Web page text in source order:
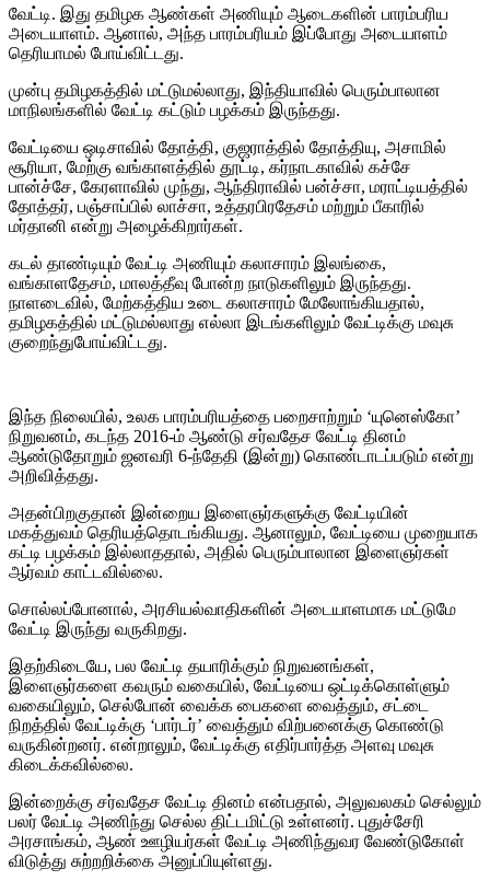
வேட்டி. இது தமிழக ஆண்கள் அணியும் ஆடைகளின் பாரம்பரிய
அடையாளம். ஆனால், அந்த பாரம்பரியம் இப்போது அடையாளம்
தெரியாமல் போய்விட்டது.
முன்பு தமிழகத்தில் மட்டுமல்லாது, இந்தியாவில் பெரும்பாலான
மாநிலங்களில் வேட்டி கட்டும் பழக்கம் இருந்தது.
வேட்டியை ஒடிசாவில் தோத்தி, குஜராத்தில் தோத்தியு, அசாமில்
சூரியா, மேற்கு வங்காளத்தில் தூட்டி, கர்நாடகாவில் கச்சே
பான்ச்சே, கேரளாவில் முந்து, ஆந்திராவில் பன்ச்சா, மராட்டியத்தில்
தோத்தர், பஞ்சாப்பில் லாச்சா, உத்தரபிரதேசம் மற்றும் பீகாரில்
மர்தானி என்று அழைக்கிறார்கள்.
கடல் தாண்டியும் வேட்டி அணியும் கலாசாரம் இலங்கை,
வங்காளதேசம், மாலத்தீவு போன்ற நாடுகளிலும் இருந்தது.
நாளடைவில், மேற்கத்திய உடை கலாசாரம் மேலோங்கியதால்,
தமிழகத்தில் மட்டுமல்லாது எல்லா இடங்களிலும் வேட்டிக்கு மவுசு
குறைந்துபோய்விட்டது.
இந்த நிலையில், உலக பாரம்பரியத்தை பறைசாற்றும் ‘யுனெஸ்கோ’
நிறுவனம், கடந்த 2016-ம் ஆண்டு சர்வதேச வேட்டி தினம்
ஆண்டுதோறும் ஜனவரி 6-ந்தேதி (இன்று) கொண்டாடப்படும் என்று
அறிவித்தது.
அதன்பிறகுதான் இன்றைய இளைஞர்களுக்கு வேட்டியின்
மகத்துவம் தெரியத்தொடங்கியது. ஆனாலும், வேட்டியை முறையாக
கட்டி பழக்கம் இல்லாததால், அதில் பெரும்பாலான இளைஞர்கள்
ஆர்வம் காட்டவில்லை.
சொல்லப்போனால், அரசியல்வாதிகளின் அடையாளமாக மட்டுமே
வேட்டி இருந்து வருகிறது.
இதற்கிடையே, பல வேட்டி தயாரிக்கும் நிறுவனங்கள்,
இளைஞர்களை கவரும் வகையில், வேட்டியை ஒட்டிக்கொள்ளும்
வகையிலும், செல்போன் வைக்க பைகளை வைத்தும், சட்டை
நிறத்தில் வேட்டிக்கு ‘பார்டர்’ வைத்தும் விற்பனைக்கு கொண்டு
வருகின்றனர். என்றாலும், வேட்டிக்கு எதிர்பார்த்த அளவு மவுசு
கிடைக்கவில்லை.
இன்றைக்கு சர்வதேச வேட்டி தினம் என்பதால், அலுவலகம் செல்லும்
பலர் வேட்டி அணிந்து செல்ல திட்டமிட்டு உள்ளனர். புதுச்சேரி
அரசாங்கம், ஆண் ஊழியர்கள் வேட்டி அணிந்துவர வேண்டுகோள்
விடுத்து சுற்றறிக்கை அனுப்பியுள்ளது.